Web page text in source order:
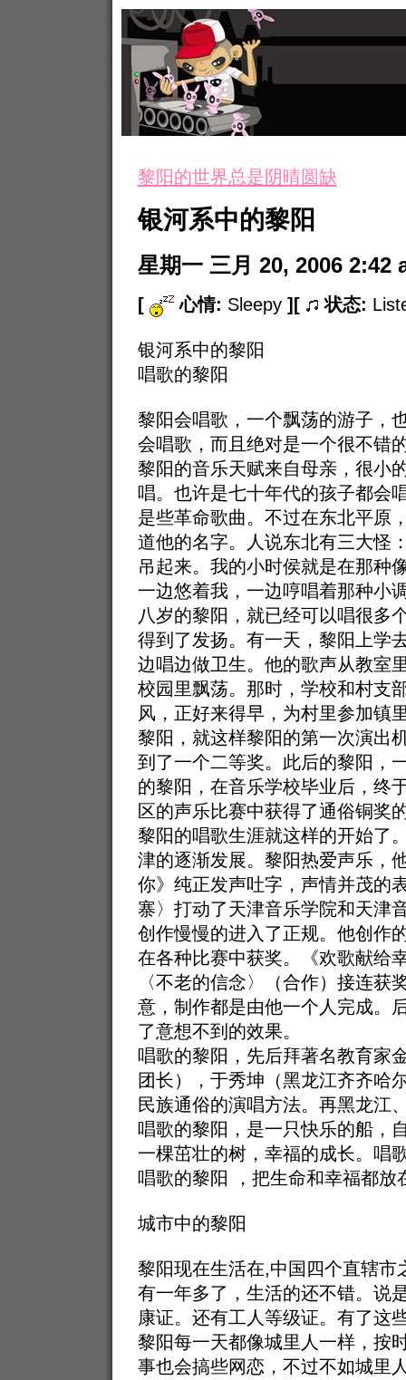
黎阳的世界总是阴晴圆缺
银河系中的黎阳
星期一 三月 20, 2006 2:42
[ 心情: Sleepy ] [ 状态:
银河系中的黎阳
唱歌的黎阳
黎阳会唱歌，一个飘荡的游子，
会唱歌，而且绝对是一个很不错
黎阳的音乐天赋来自母亲，很小
唱。也许是七十年代的孩子都会
是些革命歌曲。不过在东北平原
道他的名字。人说东北有三大怪
吊起来。我的小时侯就是在那种
一边悠着我，一边哼唱着那种小
八岁的黎阳，就已经可以唱很多
得到了发扬。有一天，黎阳上学
边唱边做卫生。他的歌声从教室
校园里飘荡。那时，学校和村支
风，正好来得早，为村里参加镇
黎阳，就这样黎阳的第一次演出
到了一个二等奖。此后的黎阳，
的黎阳，在音乐学校毕业后，终
区的声乐比赛中获得了通俗铜奖
黎阳的唱歌生涯就这样的开始了
津的逐渐发展。黎阳热爱声乐，
你》纯正发声吐字，声情并茂的
寨〉打动了天津音乐学院和天津
创作慢慢的进入了正规。他创作
在各种比赛中获奖。《欢歌献给
〈不老的信念〉（合作）接连
意，制作都是由他一个人完成。
了意想不到的效果。
唱歌的黎阳，先后拜著名教育家
团长），于秀坤（黑龙江齐齐哈
民族通俗的演唱方法。再黑龙江
唱歌的黎阳，是一只快乐的船，
一棵茁壮的树，幸福的成长。唱
唱歌的黎阳 ，把生命和幸福都
城市中的黎阳
黎阳现在生活在,中国四个直辖
有一年多了，生活的还不错。说
康证。还有工人等级证。有了这
黎阳每一天都像城里人一样，按
事也会搞些网恋，不过不如城里